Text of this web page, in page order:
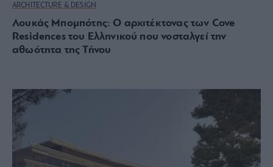
ARCHITECTURE & DESIGN
Λουκάς Μπομπότης: Ο αρχιτέκτονας των Cove
Residences του Ελληνικού που νοσταλγεί την
αθωότητα της Τήνου